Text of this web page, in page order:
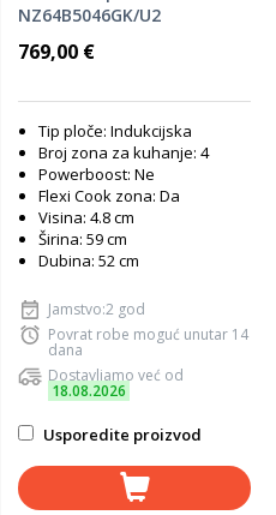
NZ64B5046GK/U2
769,00 €
Tip ploče: Indukcijska
Broj zona za kuhanje: 4
Powerboost: Ne
Flexi Cook zona: Da
Visina: 4.8 cm
Širina: 59 cm
Dubina: 52 cm
Jamstvo:2 god
Povrat robe moguć unutar 14
dana
Dostavljamo već od
18.08.2026
Usporedite proizvod